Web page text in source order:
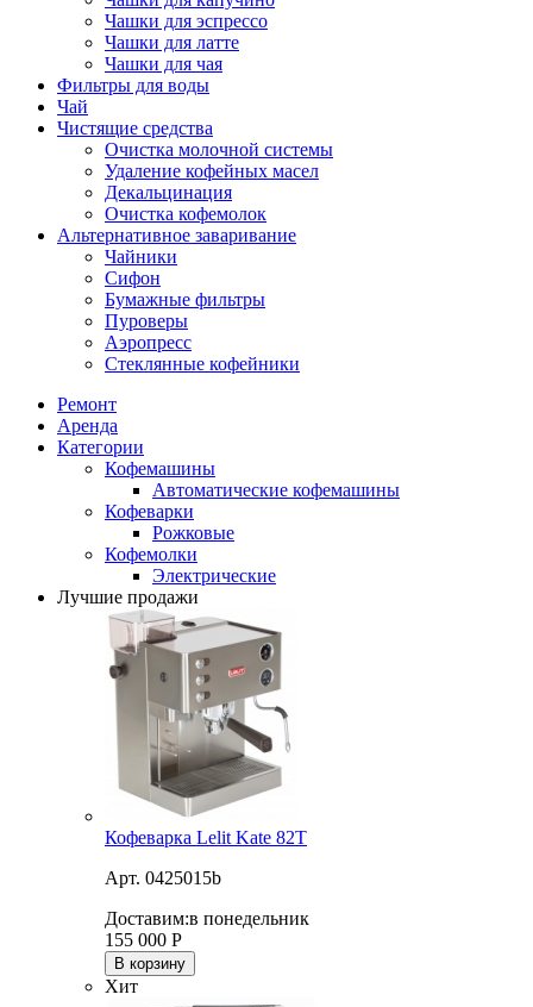
Чашки для эспрессо
Чашки для латте
Чашки для чая
Фильтры для воды
Чай
Чистящие средства
Очистка молочной системы
Удаление кофейных масел
Декальцинация
Очистка кофемолок
Альтернативное заваривание
Чайники
Сифон
Бумажные фильтры
Пуроверы
Аэропресс
Стеклянные кофейники
Ремонт
Аренда
Категории
Кофемашины
Автоматические кофемашины
Кофеварки
Рожковые
Кофемолки
Электрические
Лучшие продажи
Кофеварка Lelit Kate 82T
Арт. 0425015b
Доставим:в понедельник
155 000 Р
В корзину
Хит